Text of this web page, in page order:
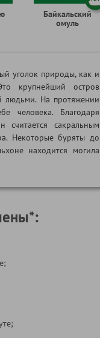
Байкальский
омуль
уголок природы, как и
крупнейший остров
людьми. На протяжении
человека. Благодаря
считается сакральным
Некоторые буряты до
находится могила